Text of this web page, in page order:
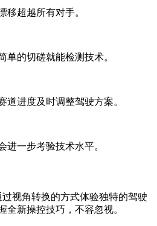
移超越所有对手。
单的切磋就能检测技术。
道进度及时调整驾驶方案。
进一步考验技术水平。
视角转换的方式体验独特的驾驶
全新操控技巧，不容忽视。